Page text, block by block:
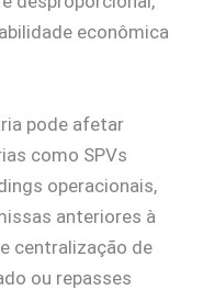
econômica
pode afetar
como SPVs
operacionais,
anteriores à
centralização de
ou repasses